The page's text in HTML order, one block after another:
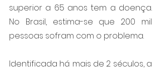
superior a 65 anos tem a doença.
No Brasil, estima-se que 200 mil
pessoas sofram com o problema.
Identificada há mais de 2 séculos, a